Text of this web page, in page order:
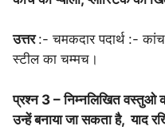
उत्तर:- चमकदार पदार्थ :- कांच
स्टील का चम्मच।
प्रश्न 3 – निम्नलिखित वस्तुओ
उन्हें बनाया जा सकता है, याद